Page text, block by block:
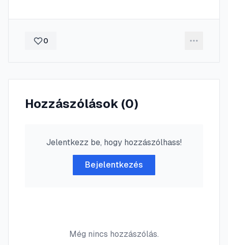
0
Hozzászólások (0)
Jelentkezz be, hogy hozzászólhass!
Bejelentkezés
Még nincs hozzászólás.